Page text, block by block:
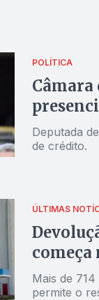
POLÍTICA
Deputada
de crédito.
ÚLTIMAS
começa
Mais de
permite o